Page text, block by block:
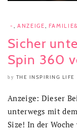
- ANZEIGE
Sicher
Spin 360
by THE INSPIRING LIFE
Anzeige: Dieser
unterwegs mit
Size! In der